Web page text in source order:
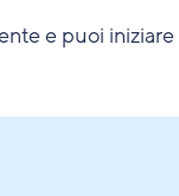
e puoi iniziare